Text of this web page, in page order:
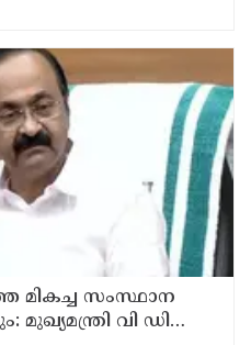
മികച്ച സംസ്ഥാന
മുഖ്യമന്ത്രി വി ഡി